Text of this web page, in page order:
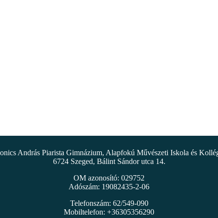
András Piarista Gimnázium, Alapfokú Művészeti Iskola és
6724 Szeged, Bálint Sándor utca 14.
OM azonosító: 029752
Adószám: 19082435-2-06
Telefonszám: 62/549-090
Mobiltelefon: +36305356290